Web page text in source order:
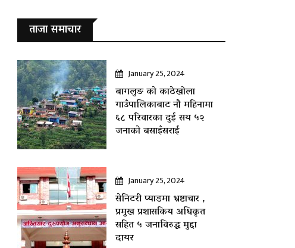
ताजा समाचार
January 25, 2024
बागलुङ काे काठेखोला
गाउँपालिकाबाट नौ महिनामा
६८ परिवारका दुई सय ५२
जनाकाे बसाइँसराई
January 25, 2024
सेनिटरी प्याडमा भ्रष्टाचार ,
प्रमुख प्रशासकिय अधिकृत
सहित ५ जनाविरुद्ध मुद्दा
दायर